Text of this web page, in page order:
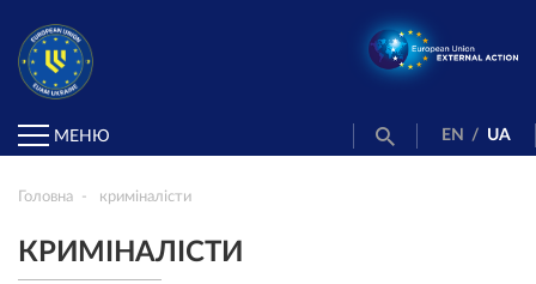
МЕНЮ EN / UA
Головна криміналісти
КРИМІНАЛІСТИ